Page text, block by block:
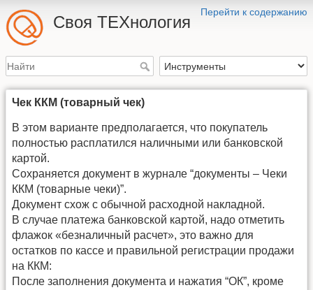
Перейти к содержанию
Своя ТЕХнология
Чек ККМ (товарный чек)
В этом варианте предполагается, что покупатель
полностью расплатился наличными или банковской
картой.
Сохраняется документ в журнале “документы – Чеки
ККМ (товарные чеки)”.
Документ схож с обычной расходной накладной.
В случае платежа банковской картой, надо отметить
флажок «безналичный расчет», это важно для
остатков по кассе и правильной регистрации продажи
на ККМ:
После заполнения документа и нажатия “ОК”, кроме